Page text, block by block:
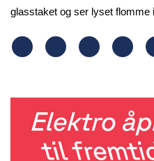
glasstaket og ser lyset flomme